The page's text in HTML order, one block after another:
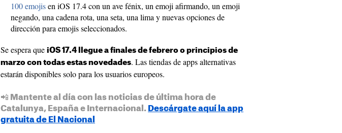
100 emojisen iOS 17.4 con un ave fénix, un emoji afirmando, un emoji
negando, una cadena rota, una seta, una lima y nuevas opciones de
dirección para emojis seleccionados.
Se espera que iOS 17.4 llegue a finales de febrero o principios de
marzo con todas estas novedades. Las tiendas de apps alternativas
estarán disponibles solo para los usuarios europeos.
📲 Mantente al día con las noticias de última hora de
Catalunya, España e Internacional. Descárgate aquí la app
gratuita de El Nacional